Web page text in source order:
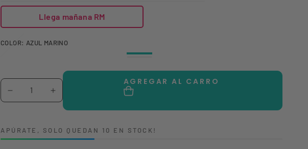
Llega mañana RM
COLOR: AZUL MARINO
Azul
Variante
o
no
disponible
o
no
Cantidad
Reducir
PORTA
Aumentar
cantidad
PORTA
AGREGAR AL CARRO
APÚRATE, SOLO QUEDAN 10 EN STOCK!